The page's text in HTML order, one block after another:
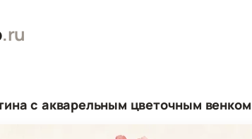
.ru
с акварельным цветочным венком